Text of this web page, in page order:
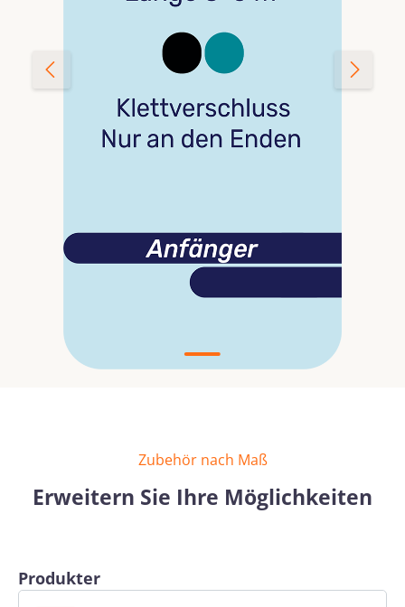
Zubehör nach Maß
Erweitern Sie Ihre Möglichkeiten
Produktgalerie überspringen
Produkter